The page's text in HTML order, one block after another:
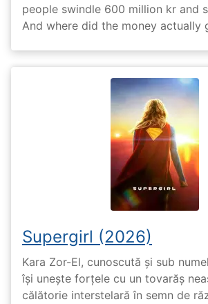
people swindle 600 million kr and
And where did the money actually
Supergirl (2026)
Kara Zor-El, cunoscută și sub
își unește forțele cu un tovarăș
călătorie interstelară în semn de